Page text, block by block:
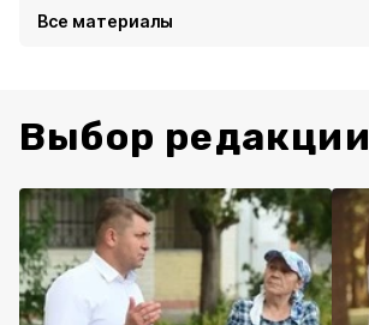
Все материалы
Выбор редакции